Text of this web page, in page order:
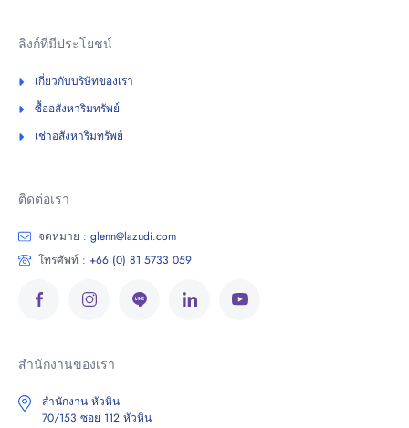
ลิงก์ที่มีประโยชน์
เกี่ยวกับบริษัทของเรา
ซื้ออสังหาริมทรัพย์
เช่าอสังหาริมทรัพย์
ติดต่อเรา
จดหมาย : glenn@lazudi.com
โทรศัพท์ : +66 (0) 81 5733 059
สำนักงานของเรา
สำนักงาน หัวหิน
70/153 ซอย 112 หัวหิน